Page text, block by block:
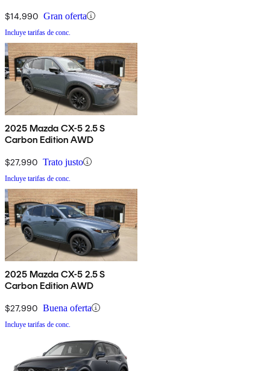
$14,990 Gran oferta
Incluye tarifas de conc.
2025 Mazda CX-5 2.5 S
Carbon Edition AWD
$27,990 Trato justo
Incluye tarifas de conc.
2025 Mazda CX-5 2.5 S
Carbon Edition AWD
$27,990 Buena oferta
Incluye tarifas de conc.